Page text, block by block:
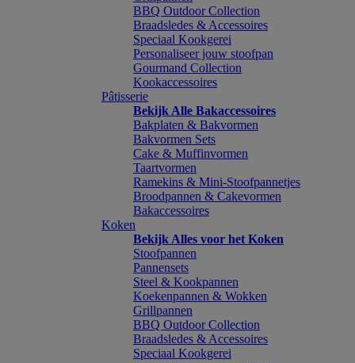
BBQ Outdoor Collection
Braadsledes & Accessoires
Speciaal Kookgerei
Personaliseer jouw stoofpan
Gourmand Collection
Kookaccessoires
Pâtisserie
Bekijk Alle Bakaccessoires
Bakplaten & Bakvormen
Bakvormen Sets
Cake & Muffinvormen
Taartvormen
Ramekins & Mini-Stoofpannetjes
Broodpannen & Cakevormen
Bakaccessoires
Koken
Bekijk Alles voor het Koken
Stoofpannen
Pannensets
Steel & Kookpannen
Koekenpannen & Wokken
Grillpannen
BBQ Outdoor Collection
Braadsledes & Accessoires
Speciaal Kookgerei